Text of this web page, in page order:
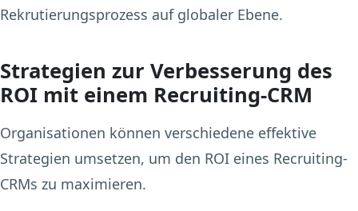
Rekrutierungsprozess auf globaler Ebene.
Strategien zur Verbesserung des
ROI mit einem Recruiting-CRM
Organisationen können verschiedene effektive
Strategien umsetzen, um den ROI eines Recruiting-
CRMs zu maximieren.